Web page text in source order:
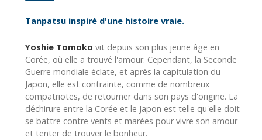
Tanpatsu inspiré d'une histoire vraie.
Yoshie Tomoko vit depuis son plus jeune âge en
Corée, où elle a trouvé l'amour. Cependant, la Seconde
Guerre mondiale éclate, et après la capitulation du
Japon, elle est contrainte, comme de nombreux
compatriotes, de retourner dans son pays d'origine. La
déchirure entre la Corée et le Japon est telle qu'elle doit
se battre contre vents et marées pour vivre son amour
et tenter de trouver le bonheur.